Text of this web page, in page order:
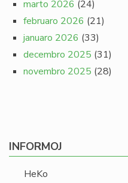
marto 2026 (24)
februaro 2026 (21)
januaro 2026 (33)
decembro 2025 (31)
novembro 2025 (28)
INFORMOJ
HeKo